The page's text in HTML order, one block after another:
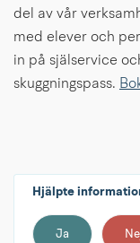
del av vår
med elever och
in på själservice
skuggningspass.
Hjälpte
Ja